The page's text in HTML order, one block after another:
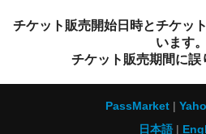
チケット販売開始日時とチケッ
います。
チケット販売期間に誤
PassMarket
日本語